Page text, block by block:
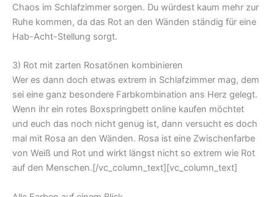
Chaos im Schlafzimmer sorgen. Du würdest kaum mehr zur
Ruhe kommen, da das Rot an den Wänden ständig für eine
Hab-Acht-Stellung sorgt.
3) Rot mit zarten Rosatönen kombinieren
Wer es dann doch etwas extrem in Schlafzimmer mag, dem
sei eine ganz besondere Farbkombination ans Herz gelegt.
Wenn ihr ein rotes Boxspringbett online kaufen möchtet
und euch das noch nicht genug ist, dann versucht es doch
mal mit Rosa an den Wänden. Rosa ist eine Zwischenfarbe
von Weiß und Rot und wirkt längst nicht so extrem wie Rot
auf den Menschen.[/vc_column_text][vc_column_text]